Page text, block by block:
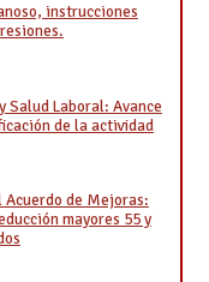
instrucciones
Laboral: Avance
de la actividad
de Mejoras:
mayores 55 y